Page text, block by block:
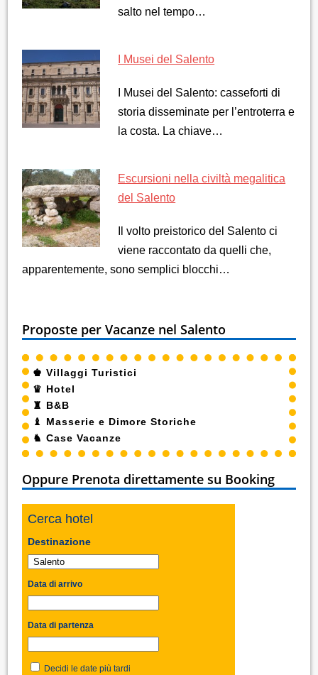
salto nel tempo…
I Musei del Salento
I Musei del Salento: casseforti di
storia disseminate per l’entroterra e
la costa. La chiave…
Escursioni nella civiltà megalitica
del Salento
Il volto preistorico del Salento ci
viene raccontato da quelli che,
apparentemente, sono semplici blocchi…
Proposte per Vacanze nel Salento
♚Villaggi Turistici
♛ Hotel
♜ B&B
♝ Masserie e Dimore Storiche
♞Case Vacanze
Oppure Prenota direttamente su Booking
Cerca hotel
Destinazione
Data di arrivo
Data di partenza
Decidi le date più tardi